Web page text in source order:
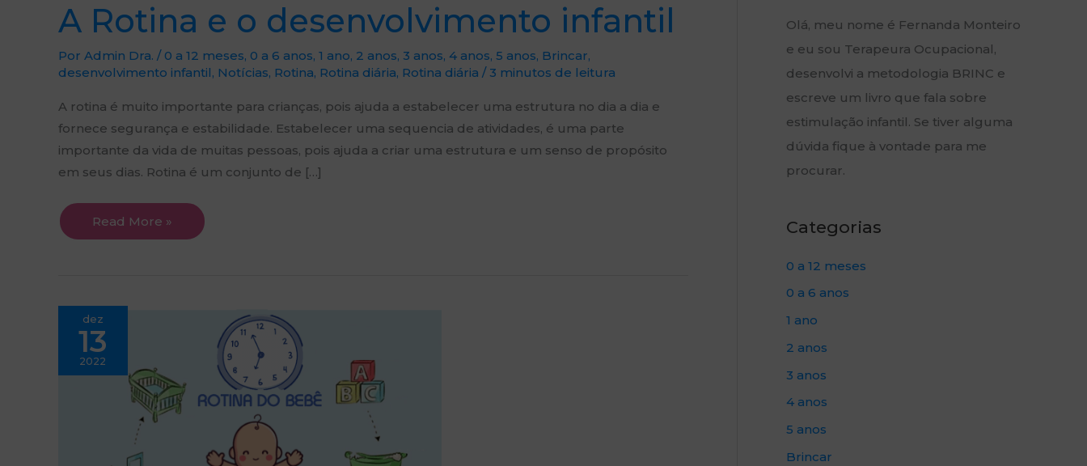
A Rotina e o desenvolvimento infantil
Por Admin Dra. / 0 a 12 meses, 0 a 6 anos, 1 ano, 2 anos, 3 anos, 4 anos, 5 anos, Brincar,
desenvolvimento infantil, Notícias, Rotina, Rotina diária, Rotina diária / 3 minutos de leitura
A rotina é muito importante para crianças, pois ajuda a estabelecer uma estrutura no dia a dia e
fornece segurança e estabilidade. Estabelecer uma sequencia de atividades, é uma parte
importante da vida de muitas pessoas, pois ajuda a criar uma estrutura e um senso de propósito
em seus dias. Rotina é um conjunto de […]
Read More »
dez
13
2022
poder
da
rotina
para
bebês
crianças,
importância
organizá-
Olá, meu nome é Fernanda Monteiro
e eu sou Terapeura Ocupacional,
desenvolvi a metodologia BRINC e
escreve um livro que fala sobre
estimulação infantil. Se tiver alguma
dúvida fique à vontade para me
procurar.
Categorias
0 a 12 meses
0 a 6 anos
1 ano
2 anos
3 anos
4 anos
5 anos
Brincar